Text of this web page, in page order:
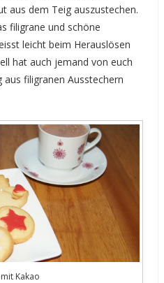
aus dem Teig auszustechen.
filigrane und schöne
leicht beim Herauslösen
hat auch jemand von euch
filigranen Ausstechern
Kakao